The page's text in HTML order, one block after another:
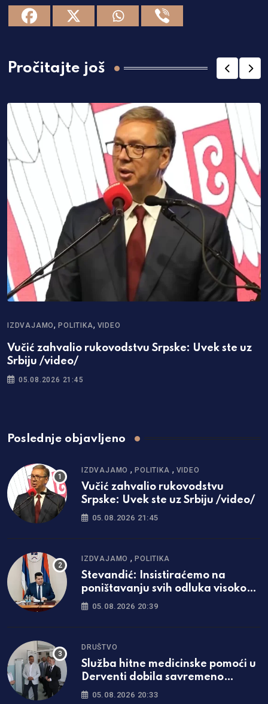
Pročitajte još
IZDVAJAMO,POLITIKA, VIDEO
Vučić zahvalio rukovodstvu Srpske: Uvek ste uz
Srbiju /video/
05.08.2026 21:45
Poslednje objavljeno
IZDVAJAMO ,POLITIKA , VIDEO
Vučić zahvalio rukovodstvu
Srpske: Uvek ste uz Srbiju /video/
05.08.2026 21:45
IZDVAJAMO ,POLITIKA
Stevandić: Insistiraćemo na
poništavanju svih odluka visokog
predstavnika
05.08.2026 20:39
DRUŠTVO
Služba hitne medicinske pomoći u
Derventi dobila savremeno
opremljen prostor
05.08.2026 20:33